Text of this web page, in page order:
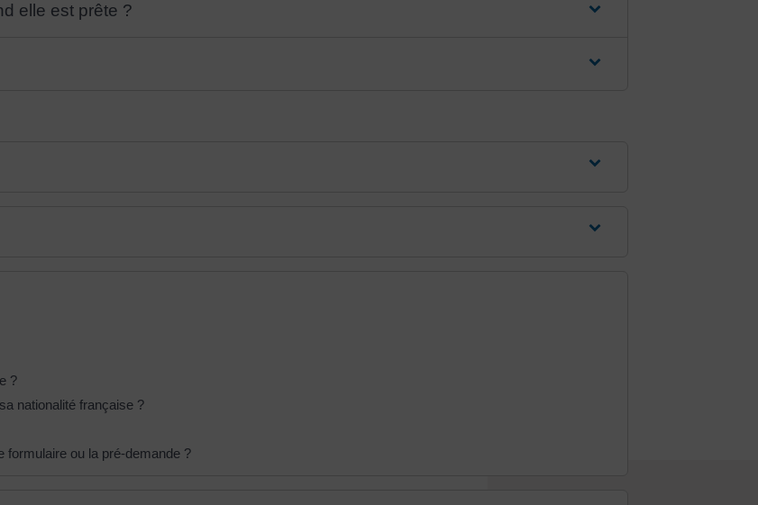
elle est prête ?
?
nationalité française ?
formulaire ou la pré-demande ?